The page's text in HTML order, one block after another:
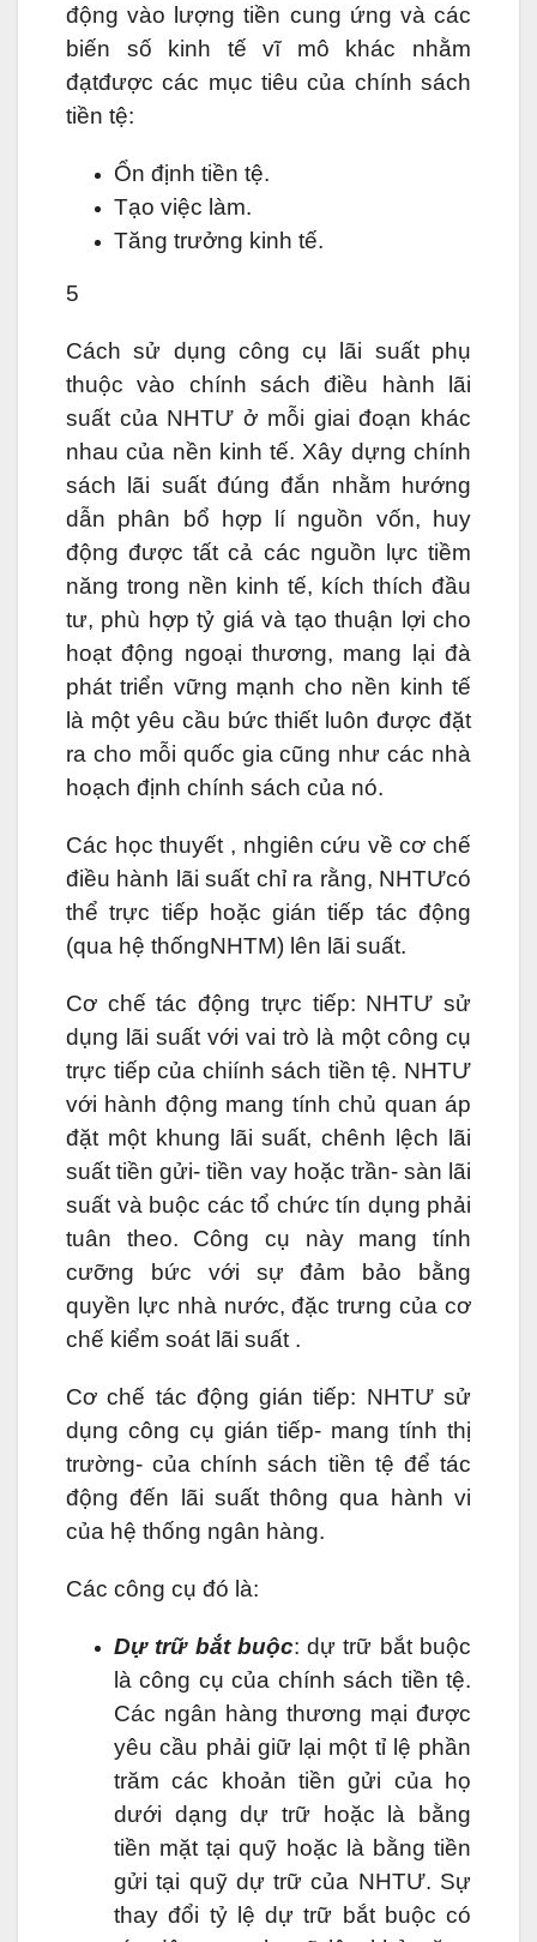
động vào lượng tiền cung ứng và các
biến số kinh tế vĩ mô khác nhằm
đạtđược các mục tiêu của chính sách
tiền tệ:
Ổn định tiền tệ.
Tạo việc làm.
Tăng trưởng kinh tế.
5
Cách sử dụng công cụ lãi suất phụ
thuộc vào chính sách điều hành lãi
suất của NHTƯ ở mỗi giai đoạn khác
nhau của nền kinh tế. Xây dựng chính
sách lãi suất đúng đắn nhằm hướng
dẫn phân bổ hợp lí nguồn vốn, huy
động được tất cả các nguồn lực tiềm
năng trong nền kinh tế, kích thích đầu
tư, phù hợp tỷ giá và tạo thuận lợi cho
hoạt động ngoại thương, mang lại đà
phát triển vững mạnh cho nền kinh tế
là một yêu cầu bức thiết luôn được đặt
ra cho mỗi quốc gia cũng như các nhà
hoạch định chính sách của nó.
Các học thuyết , nhgiên cứu về cơ chế
điều hành lãi suất chỉ ra rằng, NHTƯcó
thể trực tiếp hoặc gián tiếp tác động
(qua hệ thốngNHTM) lên lãi suất.
Cơ chế tác động trực tiếp: NHTƯ sử
dụng lãi suất với vai trò là một công cụ
trực tiếp của chiính sách tiền tệ. NHTƯ
với hành động mang tính chủ quan áp
đặt một khung lãi suất, chênh lệch lãi
suất tiền gửi- tiền vay hoặc trần- sàn lãi
suất và buộc các tổ chức tín dụng phải
tuân theo. Công cụ này mang tính
cưỡng bức với sự đảm bảo bằng
quyền lực nhà nước, đặc trưng của cơ
chế kiểm soát lãi suất .
Cơ chế tác động gián tiếp: NHTƯ sử
dụng công cụ gián tiếp- mang tính thị
trường- của chính sách tiền tệ để tác
động đến lãi suất thông qua hành vi
của hệ thống ngân hàng.
Các công cụ đó là:
Dự trữ bắt buộc: dự trữ bắt buộc
là công cụ của chính sách tiền tệ.
Các ngân hàng thương mại được
yêu cầu phải giữ lại một tỉ lệ phần
trăm các khoản tiền gửi của họ
dưới dạng dự trữ hoặc là bằng
tiền mặt tại quỹ hoặc là bằng tiền
gửi tại quỹ dự trữ của NHTƯ. Sự
thay đổi tỷ lệ dự trữ bắt buộc có